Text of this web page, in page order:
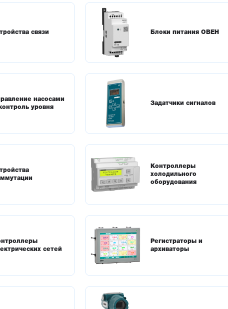
связи Блоки питания ОВЕН
насосами
уровня
Задатчики сигналов
Контроллеры
холодильного
оборудования
сетей
Регистраторы и
архиваторы